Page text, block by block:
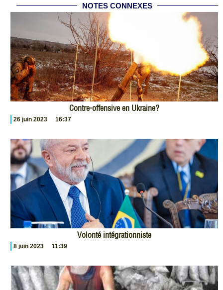
NOTES CONNEXES
Contre-offensive en Ukraine?
26 juin 2023 16:37
Volonté intégrationniste
8 juin 2023 11:39